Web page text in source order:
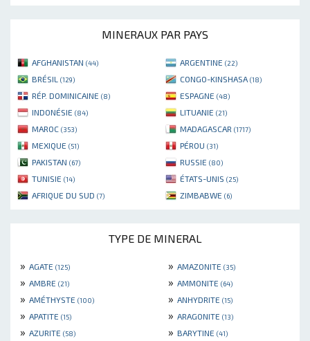
MINERAUX PAR PAYS
AFGHANISTAN (44) ARGENTINE (22)
BRÉSIL (129) CONGO-KINSHASA (18)
RÉP. DOMINICAINE (8) ESPAGNE (48)
INDONÉSIE (84) LITUANIE (21)
MAROC (353) MADAGASCAR (1717)
MEXIQUE (51) PÉROU (31)
PAKISTAN (67) RUSSIE (80)
TUNISIE (14) ÉTATS-UNIS (25)
AFRIQUE DU SUD (7) ZIMBABWE (6)
TYPE DE MINERAL
» AGATE (125) » AMAZONITE (35)
» AMBRE (21) » AMMONITE (64)
» AMÉTHYSTE (100) » ANHYDRITE (15)
» APATITE (15) » ARAGONITE (13)
» AZURITE (58) » BARYTINE (41)